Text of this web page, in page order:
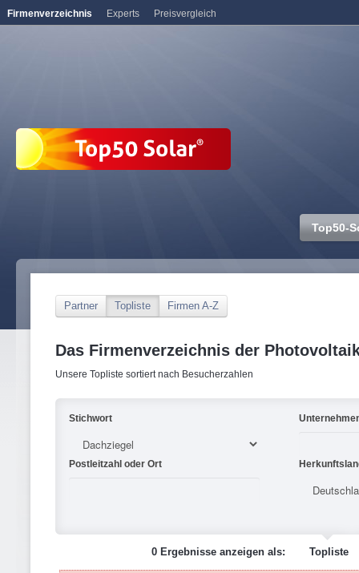
Top50-
Partner Topliste Firmen A-Z
Das Firmenverzeichnis der
Unsere Topliste sortiert nach Besucherzahlen
Stichwort
Postleitzahl oder Ort
0 Ergebnisse anzeigen als: Topliste
Firmenverzeichnis Experts Preisvergleich